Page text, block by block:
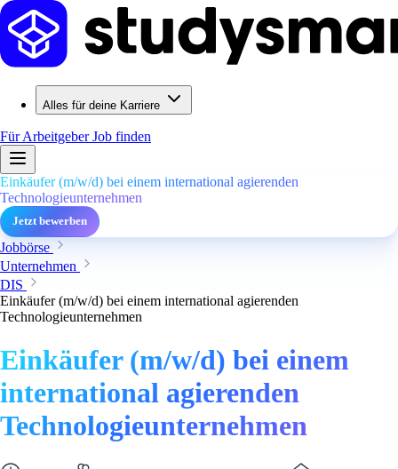
Alles für deine Karriere
Für ArbeitgeberJob finden
Einkäufer (m/w/d) bei einem international agierenden
Technologieunternehmen
Jetzt bewerben
Jobbörse
Unternehmen
DIS
Einkäufer (m/w/d) bei einem international agierenden
Technologieunternehmen
Einkäufer (m/w/d) bei einem
international agierenden
Technologieunternehmen